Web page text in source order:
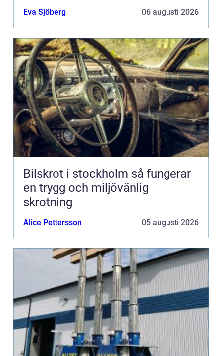
Eva Sjöberg 06 augusti 2026
Bilskrot i stockholm så fungerar
en trygg och miljövänlig
skrotning
Alice Pettersson 05 augusti 2026